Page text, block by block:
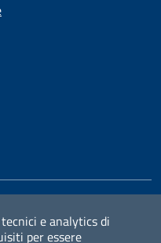
e analytics di
per essere